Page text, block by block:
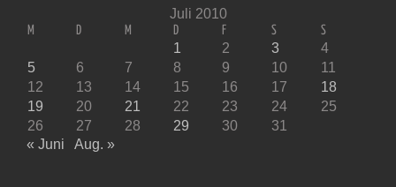
Juli 2010
M D M D F S S
1 2 3
4
5
6 7 8 9 10
11
12
13 14 15 16 17
18
19
20 21 22 23 24
25
26
27 28 29 30
31
« Juni
Aug. »